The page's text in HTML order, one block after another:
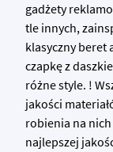
gadżety
tle innych,
klasyczny beret
czapkę z
różne style. !
jakości
robienia na
najlepszej